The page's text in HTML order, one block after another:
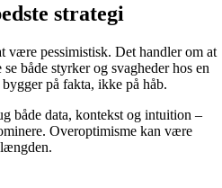
strategi
være pessimistisk. Det handler om at
både styrker og svagheder hos en
på fakta, ikke på håb.
både data, kontekst og intuition –
Overoptimisme kan være